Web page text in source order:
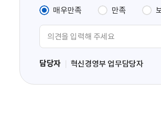
매우만족 만족
력
담당자 혁신경영부 업무담당자